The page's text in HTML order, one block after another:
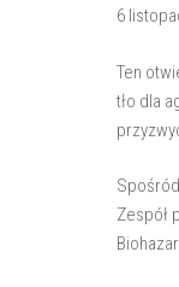
6
Ten
tło dla
Zespół